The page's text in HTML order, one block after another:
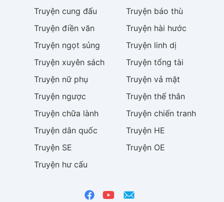
Truyện cung đấu Truyện báo thù
Truyện điền văn Truyện hài hước
Truyện ngọt sủng Truyện linh dị
Truyện xuyên sách Truyện tổng tài
Truyện nữ phụ Truyện vả mặt
Truyện ngược Truyện thế thân
Truyện chữa lành Truyện chiến tranh
Truyện dân quốc Truyện HE
Truyện SE Truyện OE
Truyện hư cấu